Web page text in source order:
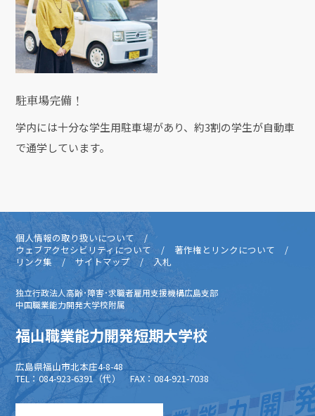
駐車場完備！
学内には十分な学生用駐車場があり、約3割の学生が自動車
で通学しています。
個人情報の取り扱いについて
ウェブアクセシビリティについて
著作権とリンクについて
リンク集
サイトマップ 入札
独立行政法人高齢･障害･求職者雇用支援機構広島支部
中国職業能力開発大学校附属
福山職業能力開発短期大学校
広島県福山市北本庄4-8-48
TEL：084-923-6391（代） FAX：084-921-7038